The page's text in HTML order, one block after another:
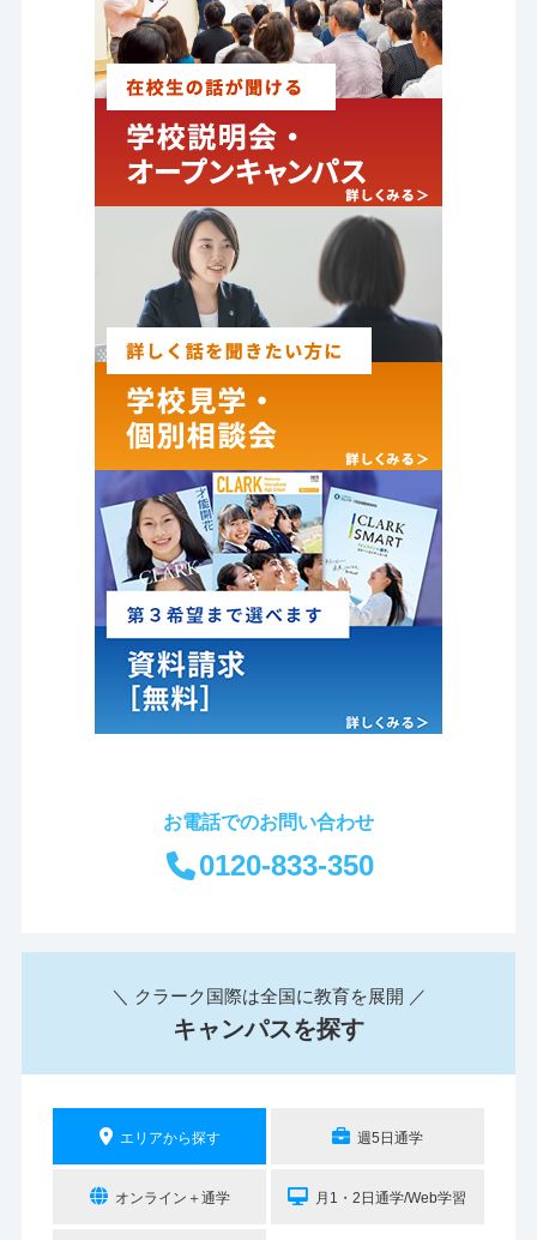
お電話でのお問い合わせ
0120-833-350
＼ クラーク国際は全国に教育を展開 ／
キャンパスを探す
エリアから探す 週5日通学
オンライン＋通学 月1・2日通学/Web学習